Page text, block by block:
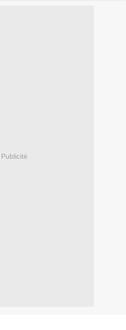
Publicité